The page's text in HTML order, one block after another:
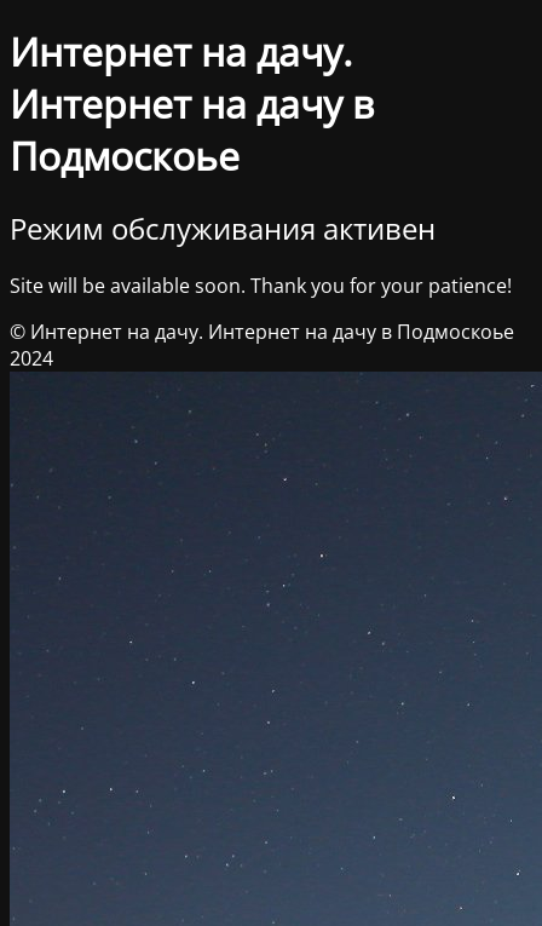
Интернет на дачу.
Интернет на дачу в
Подмоскоье
Режим обслуживания активен
Site will be available soon. Thank you for your patience!
© Интернет на дачу. Интернет на дачу в Подмоскоье
2024